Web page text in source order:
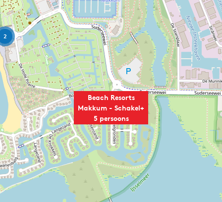
Beach Resorts
Makkum - Schakel+
5 persoons
2